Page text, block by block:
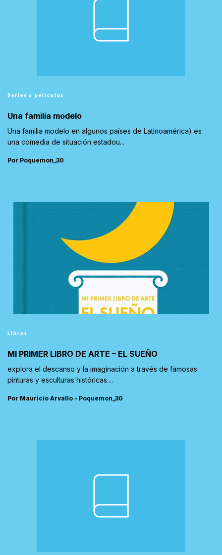
Series o películas
Una familia modelo
Una familia modelo en algunos países de Latinoamérica) es
una comedia de situación estadou...
Por Poquemon_30
Libros
MI PRIMER LIBRO DE ARTE – EL SUEÑO
explora el descanso y la imaginación a través de famosas
pinturas y esculturas históricas....
Por Mauricio Arvallo - Poquemon_30